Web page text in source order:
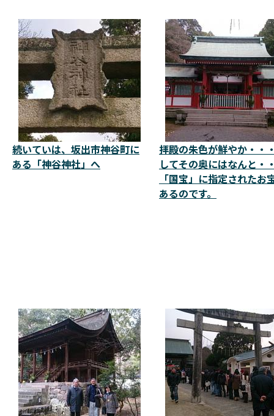
続いていは、坂出市神谷町に
ある「神谷神社」へ
拝殿の朱色が鮮やか・・
してその奥にはなんと・
「国宝」に指定されたお
あるのです。